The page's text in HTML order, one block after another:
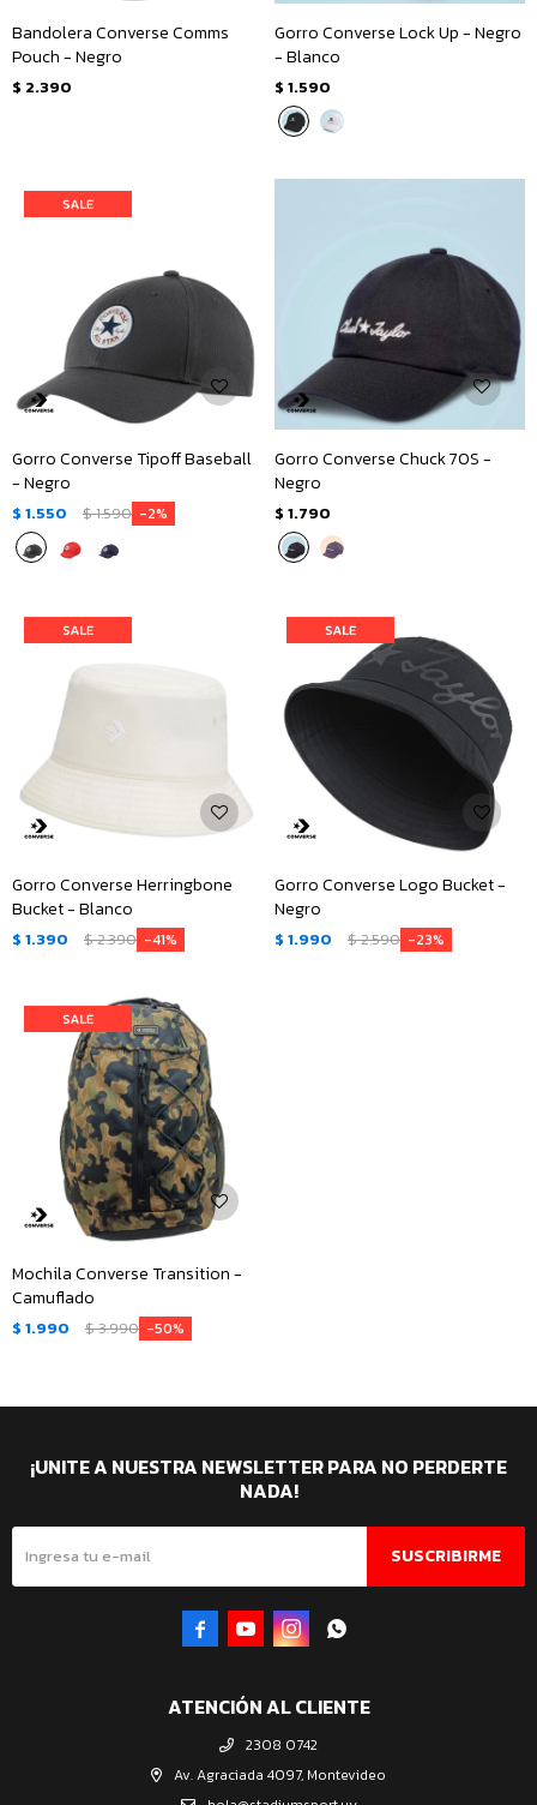
Bandolera Converse Comms
Pouch - Negro
$ 2.390
Gorro Converse Lock Up - Negro
- Blanco
$ 1.590
Gorro Converse Tipoff Baseball
- Negro
$ 1.550 $1.590 2
Gorro Converse Chuck 70S -
Negro
$ 1.790
Gorro Converse Herringbone
Bucket - Blanco
$ 1.390 $2.390 41
Gorro Converse Logo Bucket -
Negro
$ 1.990 $2.590 23
Mochila Converse Transition -
Camuflado
$ 1.990 $3.990 50
ATENCIÓN AL CLIENTE
2308 0742
Av. Agraciada 4097, Montevideo
¡UNITE A NUESTRA NEWSLETTER PARA NO PERDERTE
NADA!
SUSCRIBIRME
   